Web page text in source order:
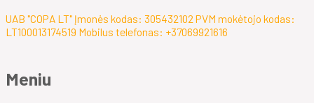
UAB "COPA LT" Įmonės kodas: 305432102 PVM mokėtojo kodas:
LT100013174519 Mobilus telefonas: +37069921616
Meniu